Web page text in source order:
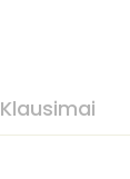
Klausimai